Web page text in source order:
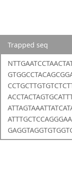
Trapped seq